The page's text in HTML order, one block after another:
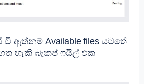
වී ඇත්නම් Available files යටතේ
හැකි බැකප් ෆයිල් එක